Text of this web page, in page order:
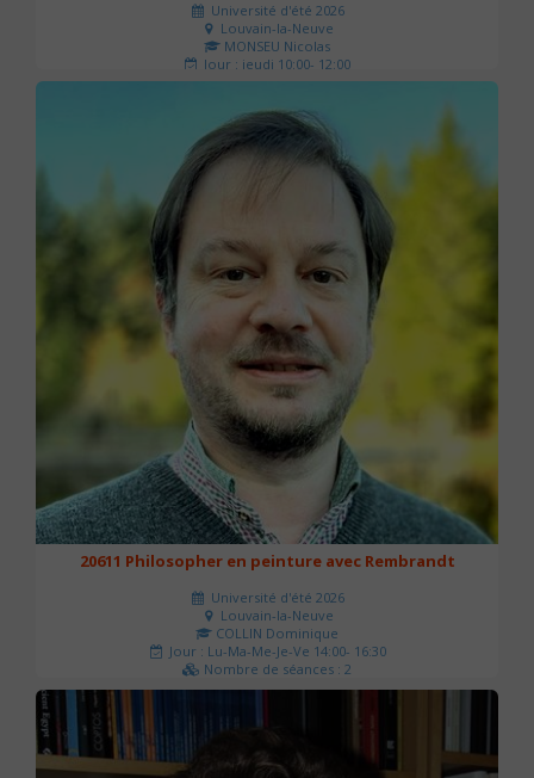
Université d'été 2026
Louvain-la-Neuve
MONSEU Nicolas
Jour : jeudi 10:00- 12:00
Nombre de séances : 1
20611 Philosopher en peinture avec Rembrandt
Université d'été 2026
Louvain-la-Neuve
COLLIN Dominique
Jour : Lu-Ma-Me-Je-Ve 14:00- 16:30
Nombre de séances : 2
51 €